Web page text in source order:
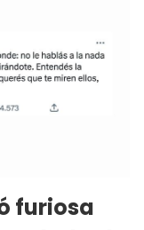
furiosa